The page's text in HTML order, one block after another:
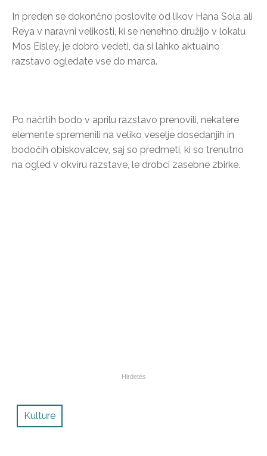
In preden se dokončno poslovite od likov Hana Sola ali
Reya v naravni velikosti, ki se nenehno družijo v lokalu
Mos Eisley, je dobro vedeti, da si lahko aktualno
razstavo ogledate vse do marca.
Po načrtih bodo v aprilu razstavo prenovili, nekatere
elemente spremenili na veliko veselje dosedanjih in
bodočih obiskovalcev, saj so predmeti, ki so trenutno
na ogled v okviru razstave, le drobci zasebne zbirke.
Kulture